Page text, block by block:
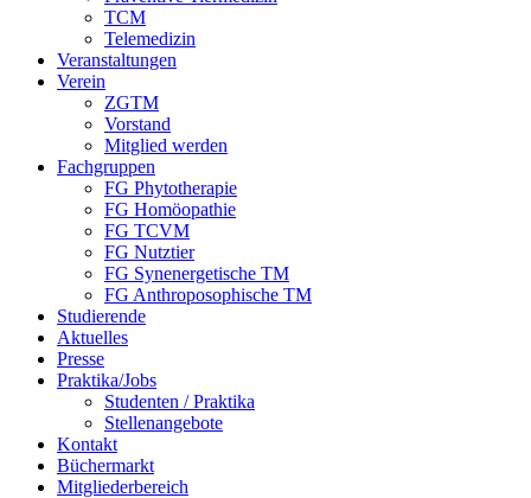
TCM
Telemedizin
Veranstaltungen
Verein
ZGTM
Vorstand
Mitglied werden
Fachgruppen
FG Phytotherapie
FG Homöopathie
FG TCVM
FG Nutztier
FG Synenergetische TM
FG Anthroposophische TM
Studierende
Aktuelles
Presse
Praktika/Jobs
Studenten / Praktika
Stellenangebote
Kontakt
Büchermarkt
Mitgliederbereich